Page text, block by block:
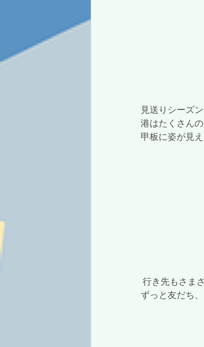
見送りシーズ
港はたくさん
甲板に姿が見
行き先もさま
ずっと友だち